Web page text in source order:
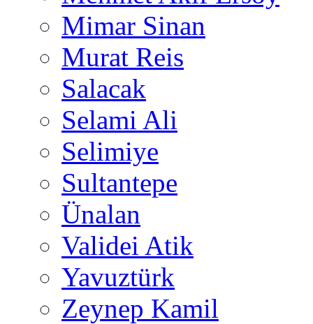
Mimar Sinan
Murat Reis
Salacak
Selami Ali
Selimiye
Sultantepe
Ünalan
Validei Atik
Yavuztürk
Zeynep Kamil